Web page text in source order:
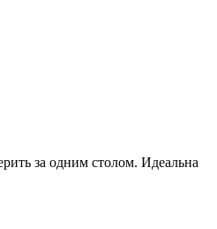
за одним столом. Идеальна